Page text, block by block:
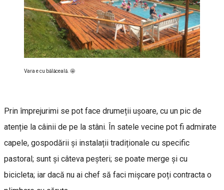
Vara e cu bălăceală. 🤩
Prin împrejurimi se pot face drumeții ușoare, cu un pic de
atenție la câinii de pe la stâni. În satele vecine pot fi admirate
capele, gospodării și instalații tradiționale cu specific
pastoral; sunt și câteva peșteri; se poate merge și cu
bicicleta; iar dacă nu ai chef să faci mișcare poți contracta o